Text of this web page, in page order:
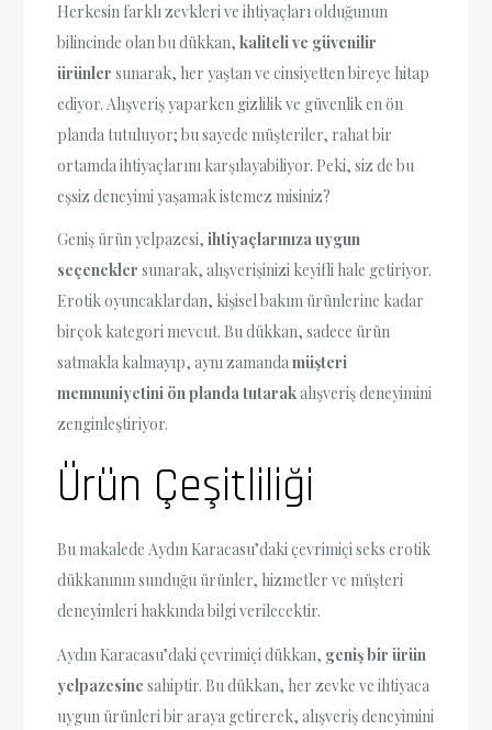
Herkesin farklı zevkleri ve ihtiyaçları olduğunun
bilincinde olan bu dükkan,kaliteli ve güvenilir
ürünler sunarak, her yaştan ve cinsiyetten bireye hitap
ediyor. Alışveriş yaparken gizlilik ve güvenlik en ön
planda tutuluyor; bu sayede müşteriler, rahat bir
ortamda ihtiyaçlarını karşılayabiliyor. Peki, siz de bu
eşsiz deneyimi yaşamak istemez misiniz?
Geniş ürün yelpazesi,ihtiyaçlarınıza uygun
seçenekler sunarak, alışverişinizi keyifli hale getiriyor.
Erotik oyuncaklardan, kişisel bakım ürünlerine kadar
birçok kategori mevcut. Bu dükkan, sadece ürün
satmakla kalmayıp, aynı zamandamüşteri
memnuniyetini ön planda tutarakalışveriş deneyimini
zenginleştiriyor.
Ürün Çeşitliliği
Bu makalede Aydın Karacasu’daki çevrimiçi seks erotik
dükkanının sunduğu ürünler, hizmetler ve müşteri
deneyimleri hakkında bilgi verilecektir.
Aydın Karacasu’daki çevrimiçi dükkan, geniş bir ürün
yelpazesine sahiptir. Bu dükkan, her zevke ve ihtiyaca
uygun ürünleri bir araya getirerek, alışveriş deneyimini